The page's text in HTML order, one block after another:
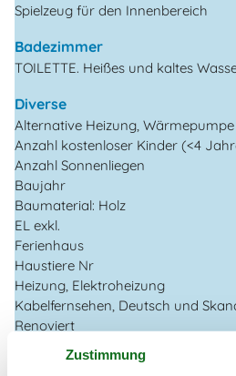
Spielzeug für den Innenbereich
Badezimmer
TOILETTE. Heißes und kaltes
Diverse
Alternative Heizung, Wärmepumpe
Anzahl kostenloser Kinder (<4
Anzahl Sonnenliegen
Baujahr
Baumaterial: Holz
EL exkl.
Ferienhaus
Haustiere Nr
Heizung, Elektroheizung
Kabelfernsehen, Deutsch und
Renoviert
Self-Service-Check-in
Zustimmung